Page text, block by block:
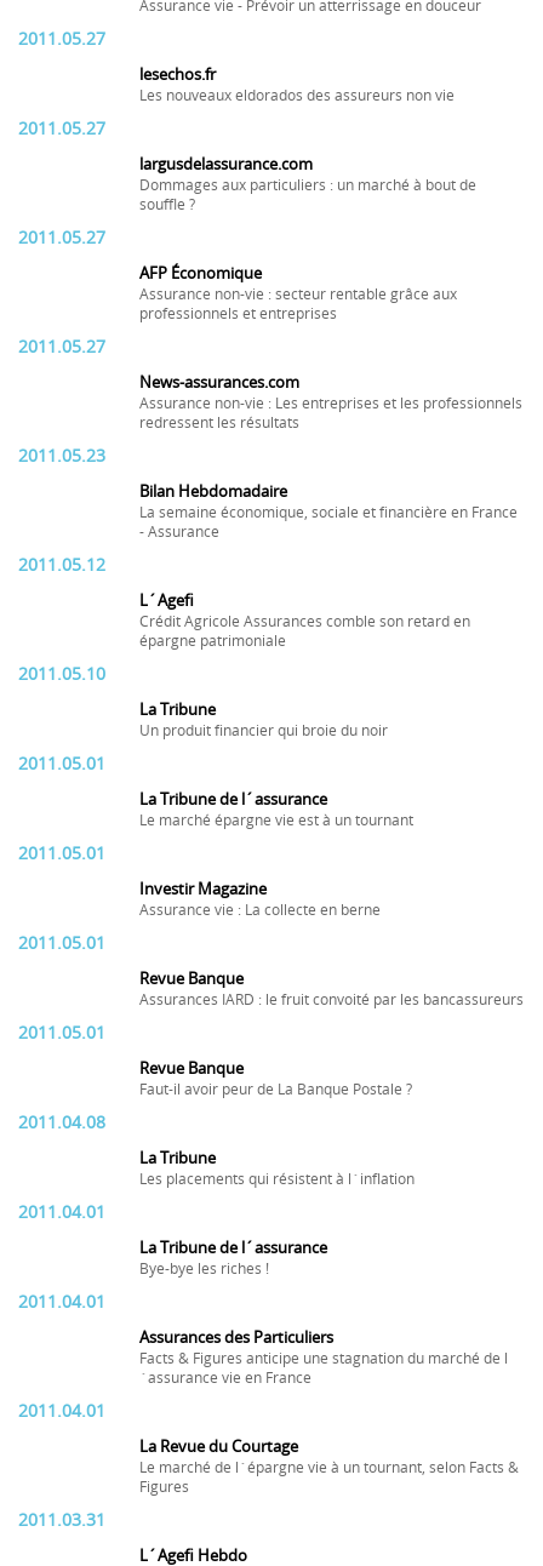
Assurance vie - Prévoir un atterrissage en douceur
2011.05.27
lesechos.fr
Les nouveaux eldorados des assureurs non vie
2011.05.27
largusdelassurance.com
Dommages aux particuliers : un marché à bout de
souffle ?
2011.05.27
AFP Économique
Assurance non-vie : secteur rentable grâce aux
professionnels et entreprises
2011.05.27
News-assurances.com
Assurance non-vie : Les entreprises et les professionnels
redressent les résultats
2011.05.23
Bilan Hebdomadaire
La semaine économique, sociale et financière en France
- Assurance
2011.05.12
L´Agefi
Crédit Agricole Assurances comble son retard en
épargne patrimoniale
2011.05.10
La Tribune
Un produit financier qui broie du noir
2011.05.01
La Tribune de l´assurance
Le marché épargne vie est à un tournant
2011.05.01
Investir Magazine
Assurance vie : La collecte en berne
2011.05.01
Revue Banque
Assurances IARD : le fruit convoité par les bancassureurs
2011.05.01
Revue Banque
Faut-il avoir peur de La Banque Postale ?
2011.04.08
La Tribune
Les placements qui résistent à l´inflation
2011.04.01
La Tribune de l´assurance
Bye-bye les riches !
2011.04.01
Assurances des Particuliers
Facts & Figures anticipe une stagnation du marché de l
´assurance vie en France
2011.04.01
La Revue du Courtage
Le marché de l´épargne vie à un tournant, selon Facts &
Figures
2011.03.31
L´Agefi Hebdo